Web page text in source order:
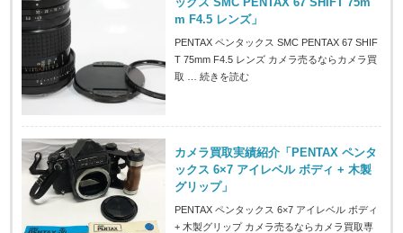
m F4.5 レンズ」
PENTAX ペンタックス SMC PENTAX 67 SHIF
T 75mm F4.5 レンズ カメラ売るならカメラ買
取 …続きを読む
カメラ買取実績紹介「PENTAX ペンタ
ックス 6×7 アイレベル ボディ + 木製
グリップ」
PENTAX ペンタックス 6×7 アイレベル ボディ
+ 木製グリップ カメラ売るならカメラ買取専